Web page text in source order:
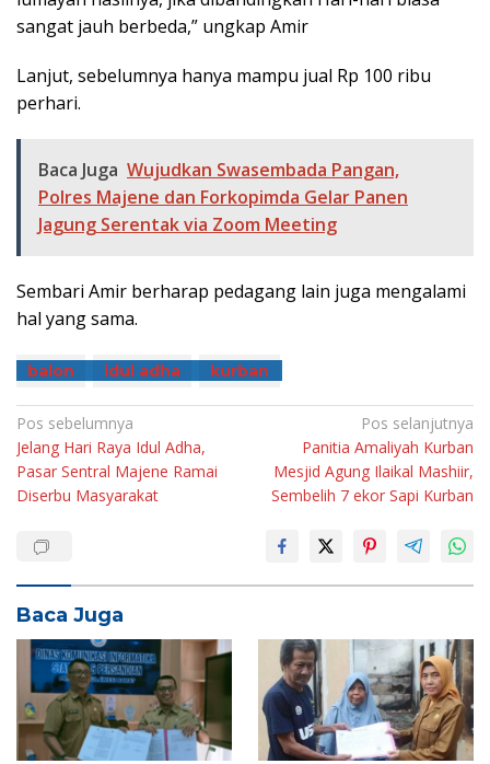
sangat jauh berbeda,” ungkap Amir
Lanjut, sebelumnya hanya mampu jual Rp 100 ribu
perhari.
Baca Juga Wujudkan Swasembada Pangan,
Polres Majene dan Forkopimda Gelar Panen
Jagung Serentak via Zoom Meeting
Sembari Amir berharap pedagang lain juga mengalami
hal yang sama.
balon idul adha kurban
Navigasi
pos
Pos sebelumnya
Jelang Hari Raya Idul Adha,
Pasar Sentral Majene Ramai
Diserbu Masyarakat
Pos selanjutnya
Panitia Amaliyah Kurban
Mesjid Agung Ilaikal Mashiir,
Sembelih 7 ekor Sapi Kurban
Baca Juga